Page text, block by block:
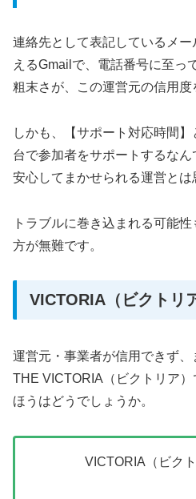
連絡先として表記しているメ
えるGmailで、電話番号に至っ
粗末さが、この運営元の信用度
しかも、【サポート対応時間
台で参加者をサポートするな
安心してまかせられる運営とは
トラブルに巻き込まれる可能
方が無難です。
VICTORIA（ビクトリ
運営元・事業者が信用できず
THE VICTORIA（ビクトリア
ほうはどうでしょうか。
VICTORIA（ビク